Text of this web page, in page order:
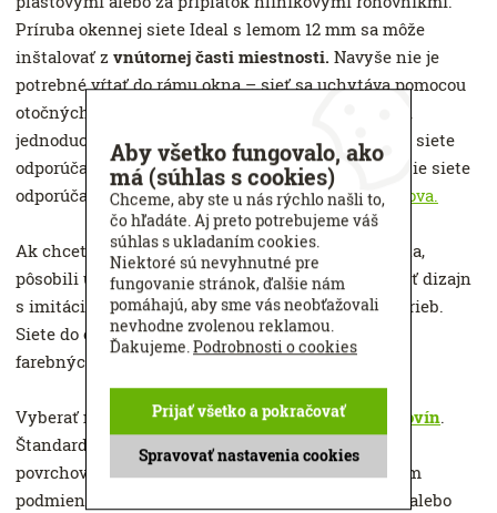
Príruba okennej siete Ideal s lemom 12 mm sa môže
inštalovať z vnútornej časti miestnosti. Navyše nie je
potrebné vŕtať do rámu okna – sieť sa uchytáva pomocou
otočných excentrov. Vďaka nim sa dajú tiež veľmi
jednoducho zložiť z okna aj bez náradia. Tento typ siete
odporúčame použiť pri veľkosti do 1,5 m2. Pre väčšie siete
odporúčamesiete s pevnejším rámom typ Supernova.
Ak chcete, aby siete ladili s dreveným rámom okna,
pôsobili útulnejšie a viac prírodne, môžete si zvoliť dizajn
s imitáciou dreva. Na svoje si prídu aj milovníci farieb.
Siete do okien Ideal je možné vyrobiť aj v rôznych
farebných prevedeniach (viď vzorkovník RAL).
Vyberať môžete taktiež zniekoľkých druhov sieťovín.
Štandardná sieťovina zo skleného vlákna s PVC
povrchovou úpravou je odolná voči poveternostným
podmienkam a je stálofarebná. Na výber je v sivej alebo
Aby všetko fungovalo, ako
má (súhlas s cookies)
Chceme, aby ste u nás rýchlo našli to,
čo hľadáte. Aj preto potrebujeme váš
súhlas s ukladaním cookies.
Niektoré sú nevyhnutné pre
fungovanie stránok, ďalšie nám
pomáhajú, aby sme vás neobťažovali
nevhodne zvolenou reklamou.
Ďakujeme.Podrobnosti o cookies
Spravovať nastavenia cookies
Prijať všetko a pokračovať